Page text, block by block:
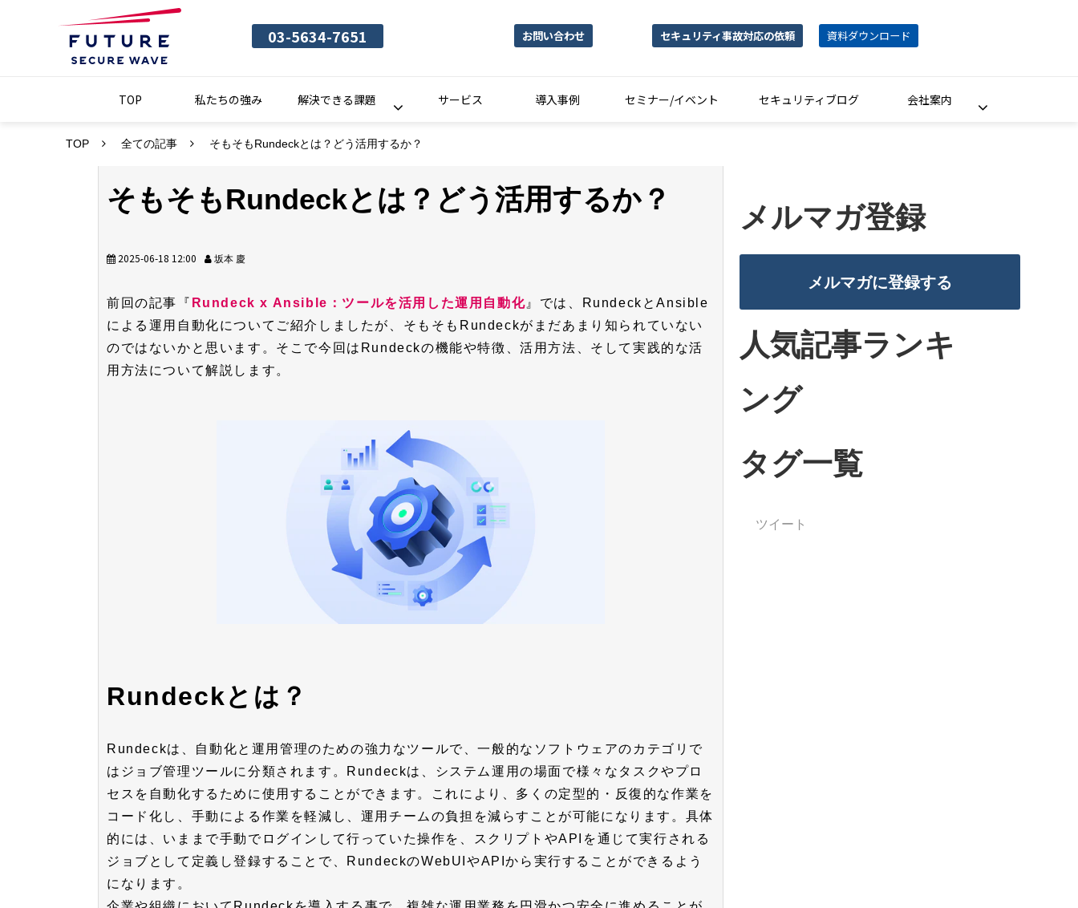
03-5634-7651 お問い合わせ セキュリティ事故対応の依頼 資料ダウンロード
TOP 私たちの強み 解決できる課題 サービス 導入事例 セミナー/イベント セキュリティブログ 会社案内
TOP 全ての記事 そもそもRundeckとは？どう活用するか？
そもそもRundeckとは？どう活用するか？
2025-06-18 12:00 坂本 慶
前回の記事『 Rundeck x Ansible：ツールを活用した運用自動化 』では、RundeckとAnsible
による運用自動化についてご紹介しましたが、そもそもRundeckがまだあまり知られていない
のではないかと思います。そこで今回はRundeckの機能や特徴、活用方法、そして実践的な活
用方法について解説します。
Rundeckとは？
Rundeckは、自動化と運用管理のための強力なツールで、一般的なソフトウェアのカテゴリで
はジョブ管理ツールに分類されます。Rundeckは、システム運用の場面で様々なタスクやプロ
セスを自動化するために使用することができます。これにより、多くの定型的・反復的な作業を
コード化し、手動による作業を軽減し、運用チームの負担を減らすことが可能になります。具体
的には、いままで手動でログインして行っていた操作を、スクリプトやAPIを通じて実行される
ジョブとして定義し登録することで、RundeckのWebUIやAPIから実行することができるよう
になります。
メルマガ登録
メルマガに登録する
人気記事ランキ
ング
タグ一覧
ツイート